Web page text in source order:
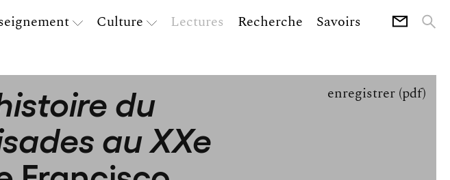
Culture Lectures Recherche Savoirs
du
au XXe
enregistrer (pdf)